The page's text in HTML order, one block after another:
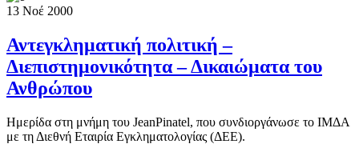
13 Νοέ 2000
Αντεγκληματική πολιτική –
Διεπιστημονικότητα – Δικαιώματα του
Ανθρώπου
Ημερίδα στη μνήμη του JeanPinatel, που συνδιοργάνωσε το ΙΜΔΑ
με τη Διεθνή Εταιρία Εγκληματολογίας (ΔΕΕ).